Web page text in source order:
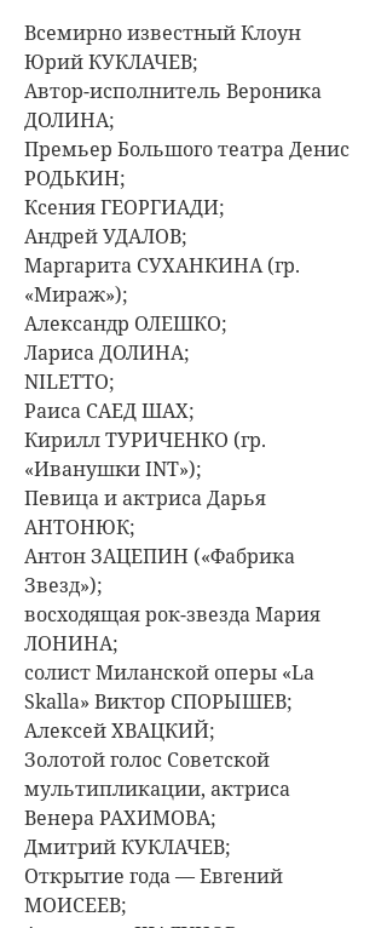
Всемирно известный Клоун
Юрий КУКЛАЧЕВ;
Автор-исполнитель Вероника
ДОЛИНА;
Премьер Большого театра Денис
РОДЬКИН;
Ксения ГЕОРГИАДИ;
Андрей УДАЛОВ;
Маргарита СУХАНКИНА (гр.
«Мираж»);
Александр ОЛЕШКО;
Лариса ДОЛИНА;
NILETTO;
Раиса САЕД ШАХ;
Кирилл ТУРИЧЕНКО (гр.
«Иванушки INT»);
Певица и актриса Дарья
АНТОНЮК;
Антон ЗАЦЕПИН («Фабрика
Звезд»);
восходящая рок-звезда Мария
ЛОНИНА;
солист Миланской оперы «La
Skalla» Виктор СПОРЫШЕВ;
Алексей ХВАЦКИЙ;
Золотой голос Советской
мультипликации, актриса
Венера РАХИМОВА;
Дмитрий КУКЛАЧЕВ;
Открытие года — Евгений
МОИСЕЕВ;